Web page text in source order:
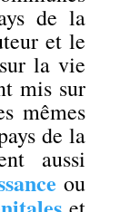
de la
et le
la vie
mis sur
mêmes
de la
aussi
ou